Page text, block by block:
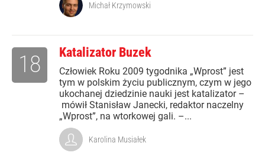
Michał Krzymowski
Katalizator Buzek
Człowiek Roku 2009 tygodnika „Wprost” jest
tym w polskim życiu publicznym, czym w jego
ukochanej dziedzinie nauki jest katalizator –
mówił Stanisław Janecki, redaktor naczelny
„Wprost”, na wtorkowej gali. –...
18
Karolina Musiałek